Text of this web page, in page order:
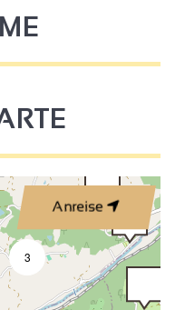
Anreise
3